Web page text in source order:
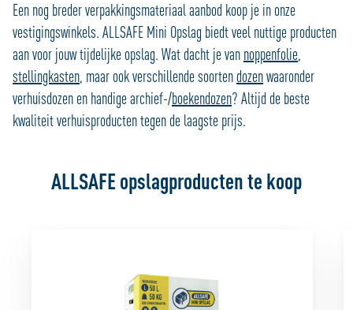
Een nog breder verpakkingsmateriaal aanbod koop je in onze
vestigingswinkels. ALLSAFE Mini Opslag biedt veel nuttige producten
aan voor jouw tijdelijke opslag. Wat dacht je van noppenfolie,
stellingkasten, maar ook verschillende soortendozenwaaronder
verhuisdozen en handige archief-/boekendozen? Altijd de beste
kwaliteit verhuisproducten tegen de laagste prijs.
ALLSAFE opslagproducten te koop